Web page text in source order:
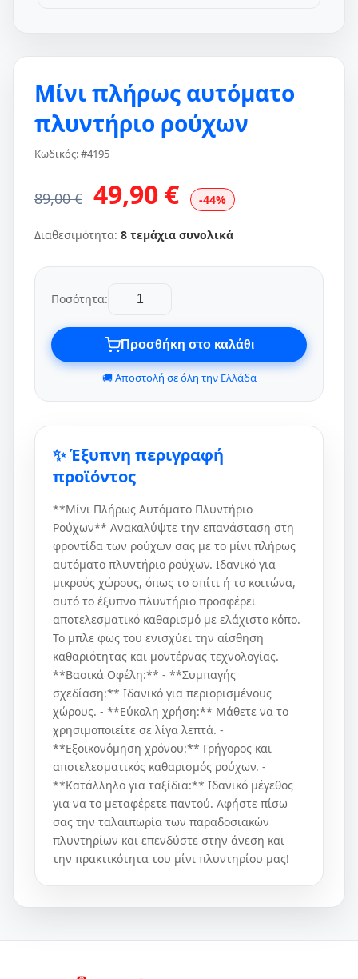
Μίνι πλήρως αυτόματο
πλυντήριο ρούχων
Κωδικός: #4195
89,00 € 49,90 € -44%
Διαθεσιμότητα: 8 τεμάχια συνολικά
Ποσότητα:
Προσθήκη στο καλάθι
🚚 Αποστολή σε όλη την Ελλάδα
✨ Έξυπνη περιγραφή
προϊόντος
**Μίνι Πλήρως Αυτόματο Πλυντήριο
Ρούχων** Ανακαλύψτε την επανάσταση στη
φροντίδα των ρούχων σας με το μίνι πλήρως
αυτόματο πλυντήριο ρούχων. Ιδανικό για
μικρούς χώρους, όπως το σπίτι ή το κοιτώνα,
αυτό το έξυπνο πλυντήριο προσφέρει
αποτελεσματικό καθαρισμό με ελάχιστο κόπο.
Το μπλε φως του ενισχύει την αίσθηση
καθαριότητας και μοντέρνας τεχνολογίας.
**Βασικά Οφέλη:** - **Συμπαγής
σχεδίαση:** Ιδανικό για περιορισμένους
χώρους. - **Εύκολη χρήση:** Μάθετε να το
χρησιμοποιείτε σε λίγα λεπτά. -
**Εξοικονόμηση χρόνου:** Γρήγορος και
αποτελεσματικός καθαρισμός ρούχων. -
**Κατάλληλο για ταξίδια:** Ιδανικό μέγεθος
για να το μεταφέρετε παντού. Αφήστε πίσω
σας την ταλαιπωρία των παραδοσιακών
πλυντηρίων και επενδύστε στην άνεση και
την πρακτικότητα του μίνι πλυντηρίου μας!